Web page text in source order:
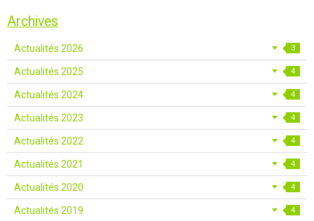
Archives
Actualités 2026 3
Actualités 2025 4
Actualités 2024 4
Actualités 2023 4
Actualités 2022 4
Actualités 2021 4
Actualités 2020 4
Actualités 2019 4